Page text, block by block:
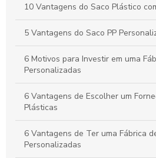
10 Vantagens do Saco Plástico
5 Vantagens do Saco PP
6 Motivos para Investir em uma
Personalizadas
6 Vantagens de Escolher um
Plásticas
6 Vantagens de Ter uma Fábrica
Personalizadas